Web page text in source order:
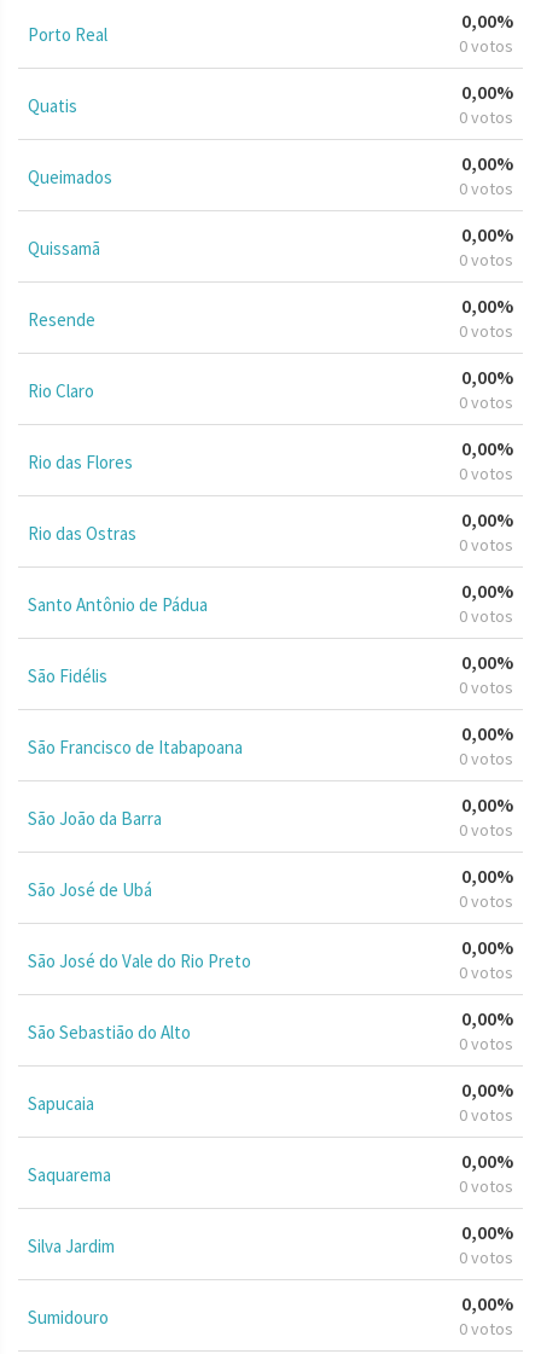
Porto Real
0,00%
0 votos
Quatis
0,00%
0 votos
Queimados
0,00%
0 votos
Quissamã
0,00%
0 votos
Resende
0,00%
0 votos
Rio Claro
0,00%
0 votos
Rio das Flores
0,00%
0 votos
Rio das Ostras
0,00%
0 votos
Santo Antônio de Pádua
0,00%
0 votos
São Fidélis
0,00%
0 votos
São Francisco de Itabapoana
0,00%
0 votos
São João da Barra
0,00%
0 votos
São José de Ubá
0,00%
0 votos
São José do Vale do Rio Preto
0,00%
0 votos
São Sebastião do Alto
0,00%
0 votos
Sapucaia
0,00%
0 votos
Saquarema
0,00%
0 votos
Silva Jardim
0,00%
0 votos
Sumidouro
0,00%
0 votos